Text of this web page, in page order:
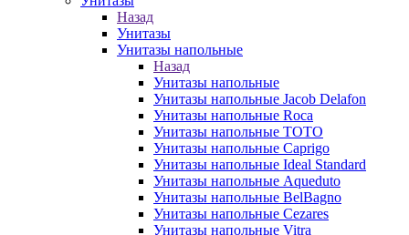
Назад
Унитазы
Унитазы напольные
Назад
Унитазы напольные
Унитазы напольные Jacob Delafon
Унитазы напольные Roca
Унитазы напольные TOTO
Унитазы напольные Caprigo
Унитазы напольные Ideal Standard
Унитазы напольные Aqueduto
Унитазы напольные BelBagno
Унитазы напольные Cezares
Унитазы напольные Vitra